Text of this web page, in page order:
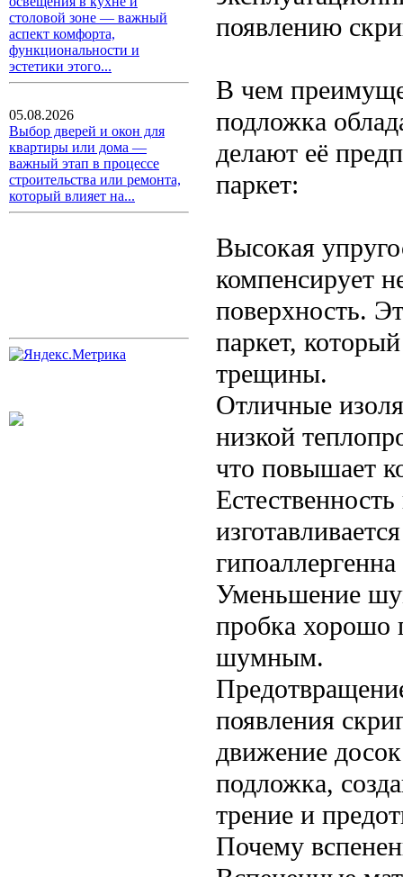
столовой зоне — важный
аспект комфорта,
функциональности и
эстетики этого...
05.08.2026
Выбор дверей и окон для
квартиры или дома —
важный этап в процессе
строительства или ремонта,
который влияет на...
появлению
В чем
подложка
делают её
паркет:
Высокая
компенсирует
поверхность.
паркет,
трещины.
Отличные
низкой
что повышает
Уменьшение
пробка хорошо
шумным.
появления
движение
подложка,
трение и
Почему